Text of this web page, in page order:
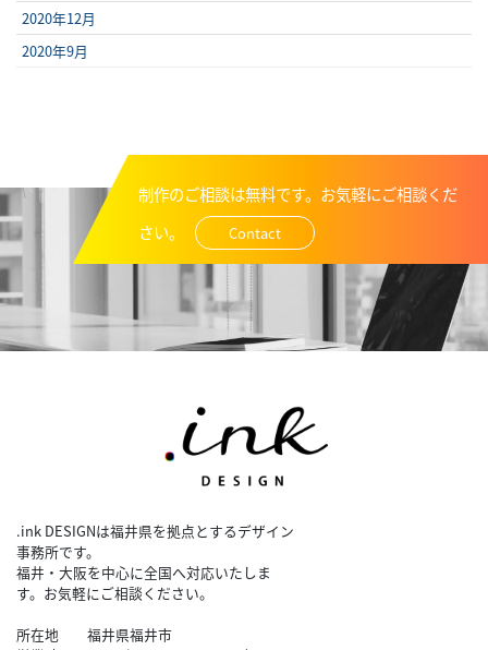
2020年12月
2020年9月
制作のご相談は無料です。お気軽にご相談くだ
さい。
Contact
.ink DESIGNは福井県を拠点とするデザイン
事務所です。
福井・大阪を中心に全国へ対応いたしま
す。お気軽にご相談ください。
所在地 福井県福井市